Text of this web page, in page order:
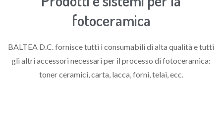
fotoceramica
BALTEA D.C. fornisce tutti i consumabili di alta qualità e tutti
gli altri accessori necessari per il processo di fotoceramica:
toner ceramici, carta, lacca, forni, telai, ecc.